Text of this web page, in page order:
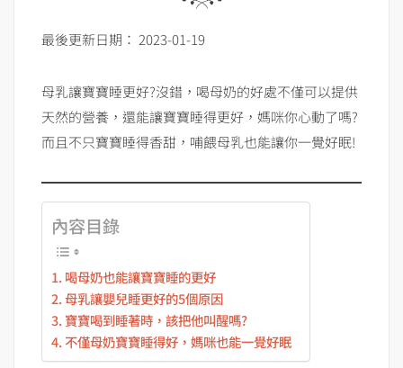
最後更新日期： 2023-01-19
母乳讓寶寶睡更好?沒錯，喝母奶的好處不僅可以提供
天然的營養，還能讓寶寶睡得更好，媽咪你心動了嗎?
而且不只寶寶睡得香甜，哺餵母乳也能讓你一覺好眠!
內容目錄
喝母奶也能讓寶寶睡的更好
母乳讓嬰兒睡更好的5個原因
寶寶喝到睡著時，該把他叫醒嗎?
不僅母奶寶寶睡得好，媽咪也能一覺好眠